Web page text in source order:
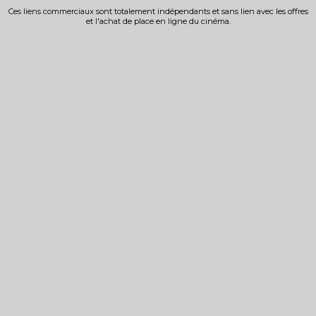
Ces liens commerciaux sont totalement indépendants et sans lien avec les offres
et l'achat de place en ligne du cinéma.